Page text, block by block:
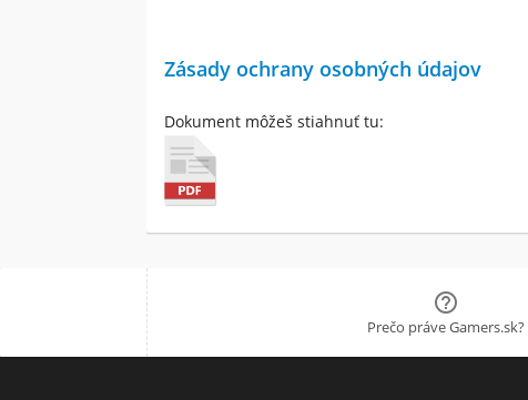
Zásady ochrany osobných údajov
Dokument môžeš stiahnuť tu:

Prečo práve Gamers.sk?